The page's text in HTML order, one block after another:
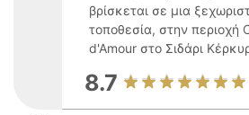
βρίσκεται σε μια
τοποθεσία, στην περιοχή
d'Amour στο Σιδάρι
8.7